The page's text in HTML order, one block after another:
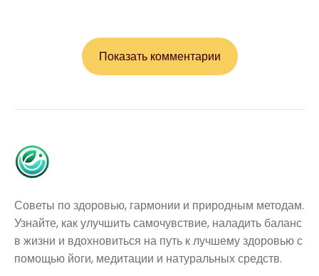
Показать комментарии
Советы по здоровью, гармонии и природным методам.
Узнайте, как улучшить самочувствие, наладить баланс
в жизни и вдохновиться на путь к лучшему здоровью с
помощью йоги, медитации и натуральных средств.